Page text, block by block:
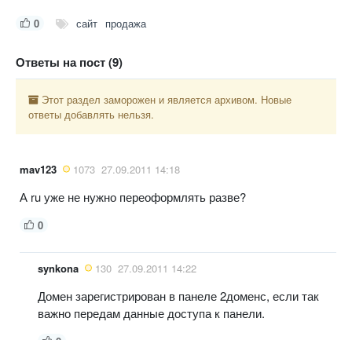
0 сайт продажа
Ответы на пост (9)
Этот раздел заморожен и является архивом. Новые
ответы добавлять нельзя.
mav123 1073 27.09.2011 14:18
А ru уже не нужно переоформлять разве?
0
synkona 130 27.09.2011 14:22
Домен зарегистрирован в панеле 2доменс, если так
важно передам данные доступа к панели.